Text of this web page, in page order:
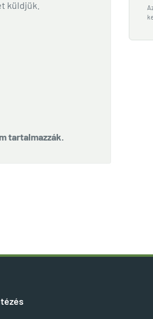
küldjük.
tartalmazzák.